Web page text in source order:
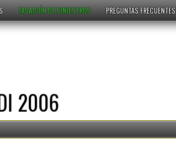
TASACIÓN DE SINIESTROS PREGUNTAS FRECUENTES
2006